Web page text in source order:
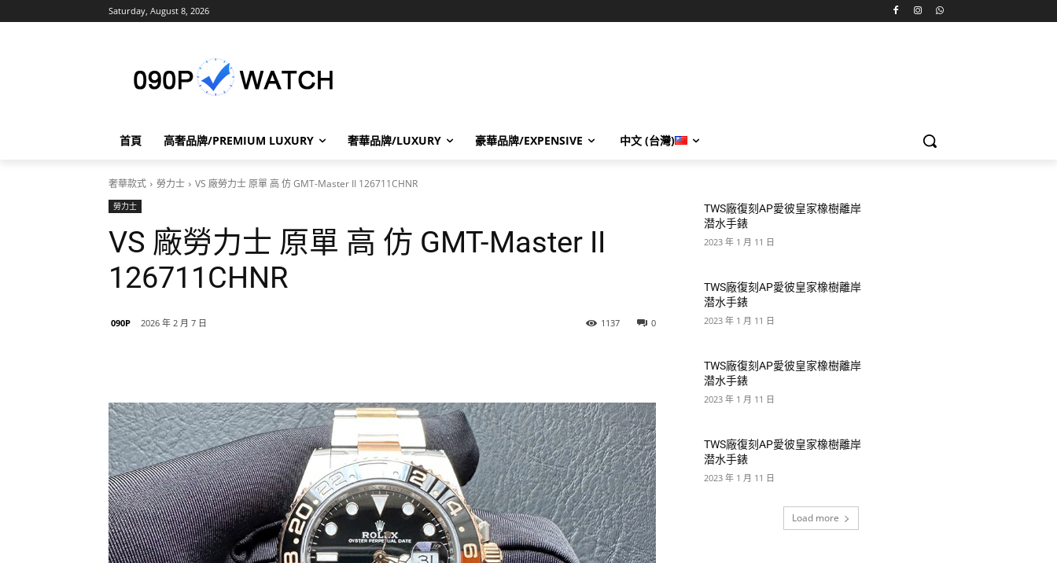
Saturday, August 8, 2026
首頁 高奢品牌/PREMIUM LUXURY 奢華品牌/LUXURY 豪華品牌/EXPENSIVE 中文 (台灣)
奢華款式 勞力士 VS 廠勞力士 原單 高 仿 GMT-Master II 126711CHNR
勞力士
VS 廠勞力士 原單 高 仿 GMT-Master II
126711CHNR
090P 2026 年 2 月 7 日 0
1137
TWS廠復刻AP愛彼皇家橡樹離岸
潜水手錶
2023 年 1 月 11 日
TWS廠復刻AP愛彼皇家橡樹離岸
潜水手錶
2023 年 1 月 11 日
TWS廠復刻AP愛彼皇家橡樹離岸
潜水手錶
2023 年 1 月 11 日
TWS廠復刻AP愛彼皇家橡樹離岸
潜水手錶
2023 年 1 月 11 日
Load more